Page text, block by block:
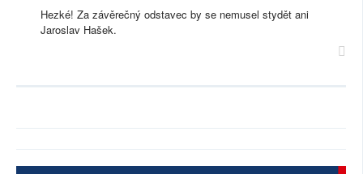
Hezké! Za závěrečný odstavec by se nemusel stydět ani
Jaroslav Hašek.